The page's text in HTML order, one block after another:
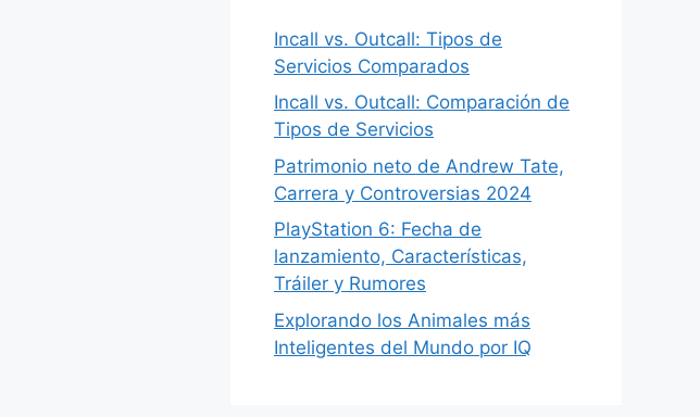
Incall vs. Outcall: Tipos de
Servicios Comparados
Incall vs. Outcall: Comparación de
Tipos de Servicios
Patrimonio neto de Andrew Tate,
Carrera y Controversias 2024
PlayStation 6: Fecha de
lanzamiento, Características,
Tráiler y Rumores
Explorando los Animales más
Inteligentes del Mundo por IQ